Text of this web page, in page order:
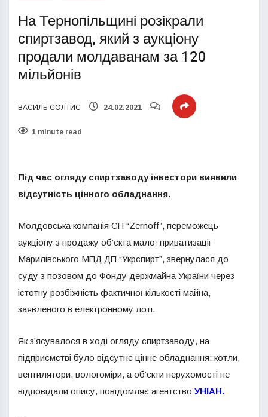
На Тернопільщині розікрали
спиртзавод, який з аукціону
продали молдаванам за 120
мільйонів
ВАСИЛЬ СОЛТИС 24.02.2021
1 minute read
Під час огляду спиртзаводу інвестори виявили
відсутність цінного обладнання.
Молдовська компанія СП “Zernoff”, переможець
аукціону з продажу об’єкта малої приватизації
Марилівського МПД ДП “Укрспирт”, звернулася до
суду з позовом до Фонду держмайна України через
істотну розбіжність фактичної кількості майна,
заявленого в електронному лоті.
Як з’ясувалося в ході огляду спиртзаводу, на
підприємстві було відсутнє цінне обладнання: котли,
вентилятори, вологоміри, а об’єкти нерухомості не
відповідали опису, повідомляє агентство УНІАН.